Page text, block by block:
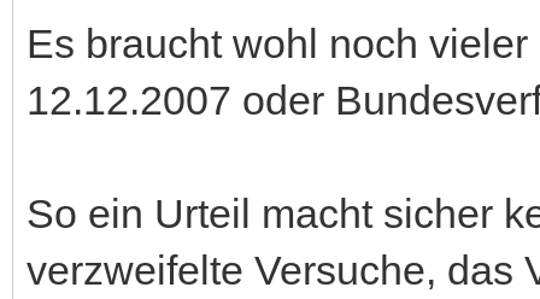
Es braucht wohl noch
12.12.2007 oder
So ein Urteil macht sicher
verzweifelte Versuche, das